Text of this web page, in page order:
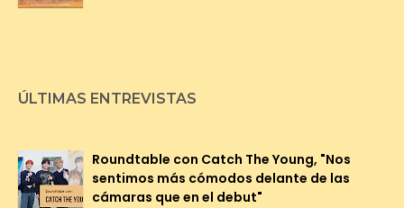
ÚLTIMAS ENTREVISTAS
Roundtable con Catch The Young, "Nos
sentimos más cómodos delante de las
cámaras que en el debut"